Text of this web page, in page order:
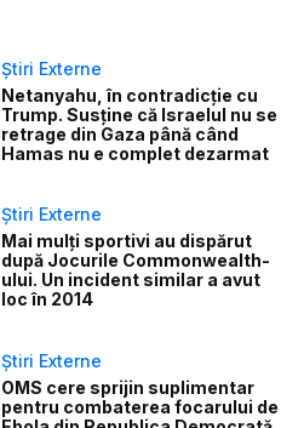
Știri Externe
Netanyahu, în contradicție cu
Trump. Susține că Israelul nu se
retrage din Gaza până când
Hamas nu e complet dezarmat
Știri Externe
Mai mulți sportivi au dispărut
după Jocurile Commonwealth-
ului. Un incident similar a avut
loc în 2014
Știri Externe
OMS cere sprijin suplimentar
pentru combaterea focarului de